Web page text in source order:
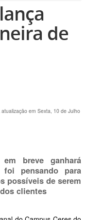
de
atualização em Sexta, 10 de Julho
breve ganhará
pensando para
possíveis de serem
clientes